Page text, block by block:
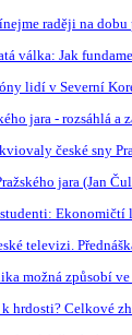
raději na
válka: Jak
lidí v Severní
jara - rozsáhlá
české sny
jara (Jan
televizi.
možná způsobí
hrdosti? Celkové